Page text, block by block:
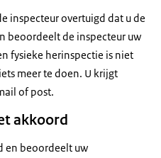
inspecteur overtuigd dat u de
beoordeelt de inspecteur uw
fysieke herinspectie is niet
meer te doen. U krijgt
of post.
akkoord
en beoordeelt uw